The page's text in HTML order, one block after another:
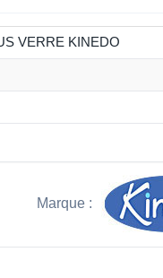
VERRE KINEDO
Marque :